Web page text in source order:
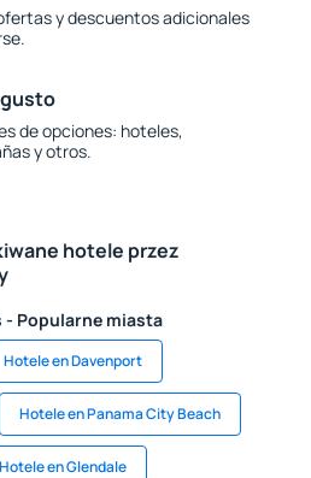
y descuentos adicionales
de opciones: hoteles,
y otros.
hotele przez
- Popularne miasta
Hotele en Davenport
Hotele en Panama City Beach
Hotele en Glendale